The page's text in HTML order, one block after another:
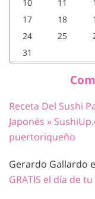
10
11
17
18
24
25
31
Receta Del Sushi
Japonés »
puertoriqueño
Gerardo Gallardo
GRATIS el día de